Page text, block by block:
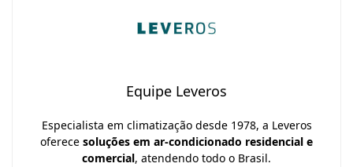
Equipe Leveros
Especialista em climatização desde 1978, a Leveros
oferece soluções em ar-condicionado residencial e
comercial, atendendo todo o Brasil.